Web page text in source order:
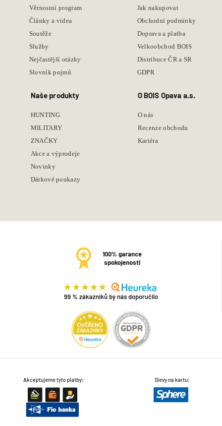
Věrnostní program
Články a videa
Soutěže
Služby
Nejčastější otázky
Slovník pojmů
Jak nakupovat
Obchodní podmínky
Doprava a platba
Velkoobchod BOIS
Distribuce ČR a SR
GDPR
Naše produkty
HUNTING
MILITARY
ZNAČKY
Akce a výprodeje
Novinky
Dárkové poukazy
O BOIS Opava a.s.
O nás
Recenze obchodu
Kariéra
100% garance
spokojenosti
99 % zákazníků by nás doporučilo
Akceptujeme tyto platby: Slevy na kartu: